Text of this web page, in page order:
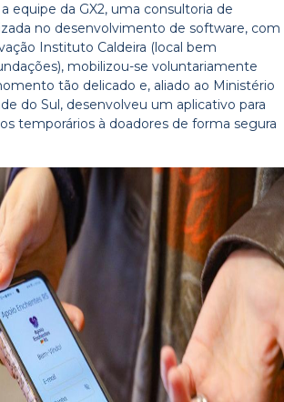
equipe da GX2, uma consultoria de
no desenvolvimento de software, com
Instituto Caldeira (local bem
mobilizou-se voluntariamente
tão delicado e, aliado ao Ministério
do Sul, desenvolveu um aplicativo para
temporários à doadores de forma segura